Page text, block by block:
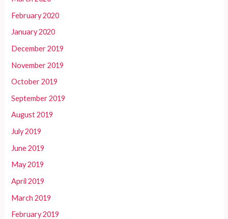
February 2020
January 2020
December 2019
November 2019
October 2019
September 2019
August 2019
July 2019
June 2019
May 2019
April 2019
March 2019
February 2019